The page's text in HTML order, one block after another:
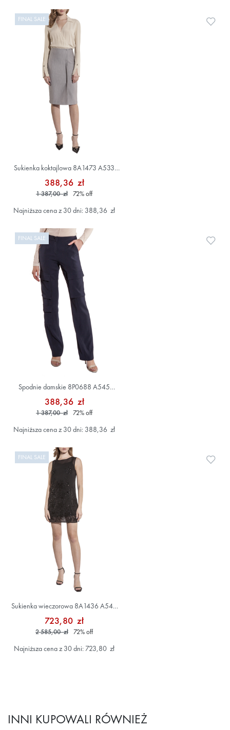
FINAL SALE
Sukienka koktajlowa 8A1473 A533
Beżowy
388,36 zł
1 387,00 zł 72%off
Najniższa cena z 30 dni: 388,36 zł
FINAL SALE
Spodnie damskie 8P0688 A545
Granatowy
388,36 zł
1 387,00 zł 72%off
Najniższa cena z 30 dni: 388,36 zł
FINAL SALE
Sukienka wieczorowa 8A1436 A549
Czarny
723,80 zł
2 585,00 zł 72%off
Najniższa cena z 30 dni: 723,80 zł
INNI KUPOWALI RÓWNIEŻ